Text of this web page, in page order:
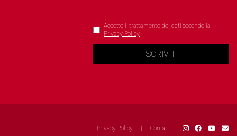
Accetto il trattamento dei dati secondo la
Privacy Policy
ISCRIVITI
Privacy Policy Contatti